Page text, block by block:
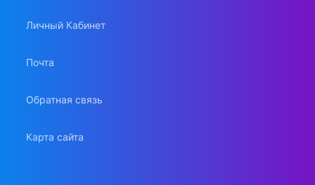
Личный Кабинет
Почта
Обратная связь
Карта сайта